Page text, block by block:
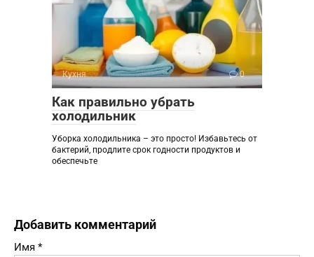
Кухня 0
Как правильно убрать
холодильник
Уборка холодильника – это просто! Избавьтесь от
бактерий, продлите срок годности продуктов и
обеспечьте
Добавить комментарий
Имя *